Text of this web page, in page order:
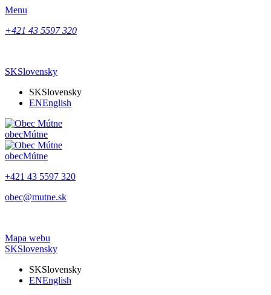
Menu
+421 43 5597 320
SKSlovensky
SKSlovensky
ENEnglish
obecMútne
obecMútne
+421 43 5597 320
obec@mutne.sk
Mapa webu
SKSlovensky
SKSlovensky
ENEnglish